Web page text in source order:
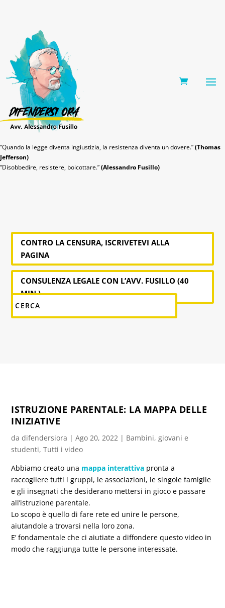
“Quando la legge diventa ingiustizia, la resistenza diventa un dovere.”(Thomas
Jefferson)
“Disobbedire, resistere, boicottare.”(Alessandro Fusillo)
CONTRO LA CENSURA, ISCRIVETEVI ALLA
PAGINA
CONSULENZA LEGALE CON L’AVV. FUSILLO (40
MIN.)
ISTRUZIONE PARENTALE: LA MAPPA DELLE
INIZIATIVE
dadifendersiora |Ago 20, 2022 | Bambini, giovani e
studenti,Tutti i video
Abbiamo creato una mappa interattiva pronta a
raccogliere tutti i gruppi, le associazioni, le singole famiglie
e gli insegnati che desiderano mettersi in gioco e passare
all’istruzione parentale.
Lo scopo è quello di fare rete ed unire le persone,
aiutandole a trovarsi nella loro zona.
E’ fondamentale che ci aiutiate a diffondere questo video in
modo che raggiunga tutte le persone interessate.